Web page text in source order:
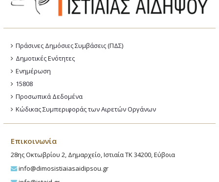
Πράσινες Δημόσιες Συμβάσεις (ΠΔΣ)
Δημοτικές Ενότητες
Ενημέρωση
15808
Προσωπικά Δεδομένα
Κώδικας Συμπεριφοράς των Αιρετών Οργάνων
Επικοινωνία
28ης Οκτωβρίου 2, Δημαρχείο, Ιστιαία ΤΚ 34200, Εύβοια
info@dimosistiaiasaidipsou.gr